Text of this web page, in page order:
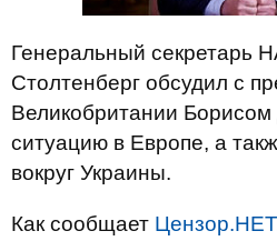
Генеральный секретарь
Столтенберг обсудил с
Великобритании
ситуацию в Европе, а
вокруг Украины.
Как сообщает